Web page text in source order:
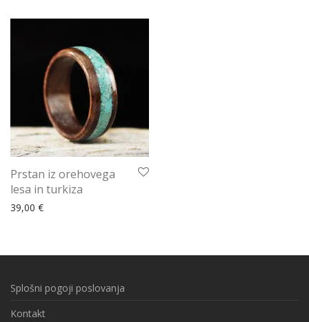
Prstan iz orehovega
lesa in turkiza
39,00 €
Splošni pogoji poslovanja
Kontakt